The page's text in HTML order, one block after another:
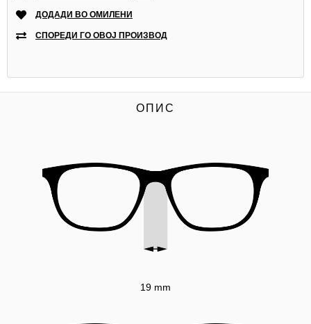
ДОДАДИ ВО ОМИЛЕНИ
СПОРЕДИ ГО ОВОЈ ПРОИЗВОД
ОПИС
19 mm